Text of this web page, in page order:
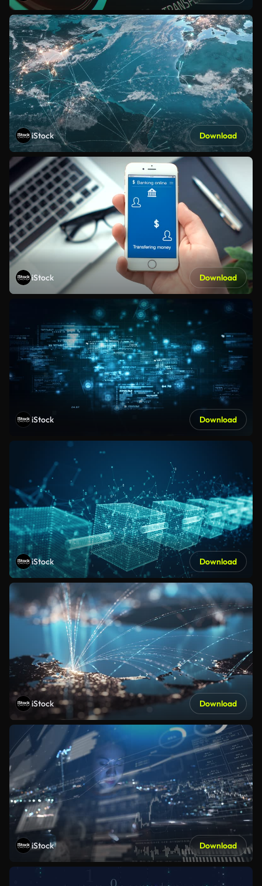
iStock Download
iStock Download
iStock Download
iStock Download
iStock Download
iStock Download